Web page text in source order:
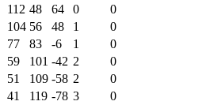
112 48 64 0
0
104 56 48 1
0
77 83 -6 1
0
59 101 -42 2
0
51 109 -58 2
0
41 119 -78 3
0